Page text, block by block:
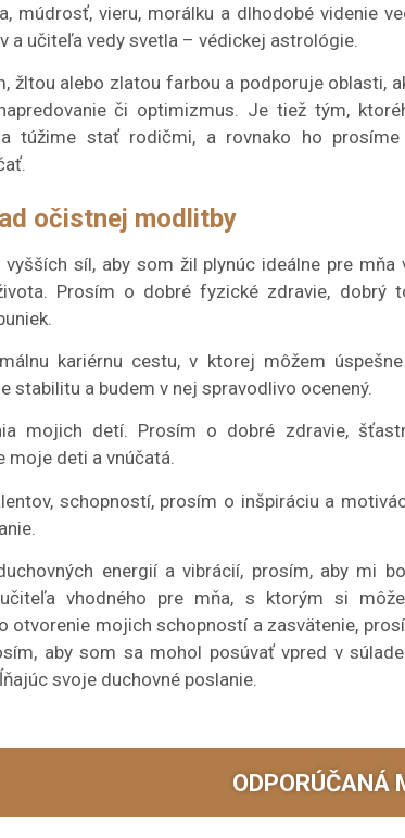
múdrosť, vieru, morálku a dlhodobé videnie
a učiteľa vedy svetla – védickej astrológie.
žltou alebo zlatou farbou a podporuje oblasti,
či optimizmus. Je tiež tým,
túžime stať rodičmi, a rovnako ho
očistnej modlitby
síl, aby som žil plynúc ideálne pre mňa
Prosím o dobré fyzické zdravie, dobrý
kariérnu cestu, v ktorej môžem
stabilitu a budem v nej spravodlivo ocenený.
mojich detí. Prosím o dobré zdravie,
moje deti a vnúčatá.
schopností, prosím o inšpiráciu a
energií a vibrácií, prosím, aby mi
vhodného pre mňa, s ktorým si
otvorenie mojich schopností a zasvätenie,
aby som sa mohol posúvať vpred v
svoje duchovné poslanie.
ODPORÚČANÁ